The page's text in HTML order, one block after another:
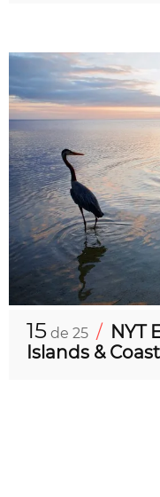
15 de 25 / NYT
Islands &